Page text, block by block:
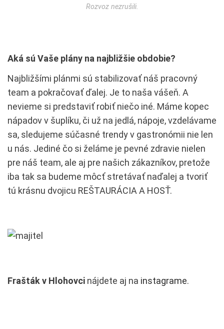
Rozvoz nezrušili.
Aká sú Vaše plány na najbližšie obdobie?
Najbližšími plánmi sú stabilizovať náš pracovný
team a pokračovať ďalej. Je to naša vášeň. A
nevieme si predstaviť robiť niečo iné. Máme kopec
nápadov v šuplíku, či už na jedlá, nápoje, vzdelávame
sa, sledujeme súčasné trendy v gastronómii nie len
u nás. Jediné čo si želáme je pevné zdravie nielen
pre náš team, ale aj pre našich zákazníkov, pretože
iba tak sa budeme môcť stretávať naďalej a tvoriť
tú krásnu dvojicu REŠTAURÁCIA A HOSŤ.
Frašták v Hlohovci nájdete aj na instagrame.